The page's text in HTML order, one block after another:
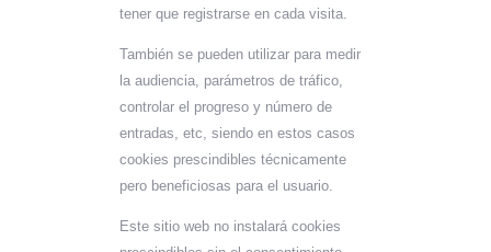
tener que registrarse en cada visita.
También se pueden utilizar para medir
la audiencia, parámetros de tráfico,
controlar el progreso y número de
entradas, etc, siendo en estos casos
cookies prescindibles técnicamente
pero beneficiosas para el usuario.
Este sitio web no instalará cookies